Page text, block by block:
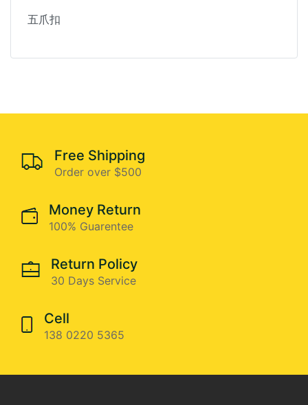
五爪扣
Free Shipping
Order over $500
Money Return
100% Guarentee
Return Policy
30 Days Service
Cell
138 0220 5365